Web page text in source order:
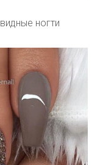
ногти